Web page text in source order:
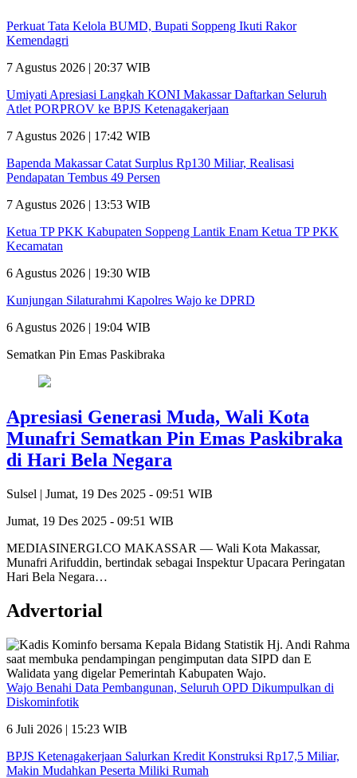
Perkuat Tata Kelola BUMD, Bupati Soppeng Ikuti Rakor
Kemendagri
7 Agustus 2026 | 20:37 WIB
Umiyati Apresiasi Langkah KONI Makassar Daftarkan Seluruh
Atlet PORPROV ke BPJS Ketenagakerjaan
7 Agustus 2026 | 17:42 WIB
Bapenda Makassar Catat Surplus Rp130 Miliar, Realisasi
Pendapatan Tembus 49 Persen
7 Agustus 2026 | 13:53 WIB
Ketua TP PKK Kabupaten Soppeng Lantik Enam Ketua TP PKK
Kecamatan
6 Agustus 2026 | 19:30 WIB
Kunjungan Silaturahmi Kapolres Wajo ke DPRD
6 Agustus 2026 | 19:04 WIB
Sematkan Pin Emas Paskibraka
Apresiasi Generasi Muda, Wali Kota
Munafri Sematkan Pin Emas Paskibraka
di Hari Bela Negara
Sulsel | Jumat, 19 Des 2025 - 09:51 WIB
Jumat, 19 Des 2025 - 09:51 WIB
MEDIASINERGI.CO MAKASSAR — Wali Kota Makassar,
Munafri Arifuddin, bertindak sebagai Inspektur Upacara Peringatan
Hari Bela Negara…
Advertorial
Wajo Benahi Data Pembangunan, Seluruh OPD Dikumpulkan di
Diskominfotik
6 Juli 2026 | 15:23 WIB
BPJS Ketenagakerjaan Salurkan Kredit Konstruksi Rp17,5 Miliar,
Makin Mudahkan Peserta Miliki Rumah